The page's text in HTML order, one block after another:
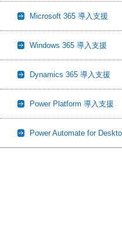
Microsoft 365 導入支援
Windows 365 導入支援
Dynamics 365 導入支援
Power Platform 導入支援
Power Automate for